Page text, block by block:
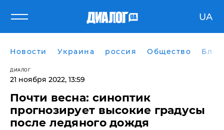
UA
Новости Украина россия Общество
ДИАЛОГ
21 ноября 2022, 13:59
Почти весна: синоптик
прогнозирует высокие градусы
после ледяного дождя